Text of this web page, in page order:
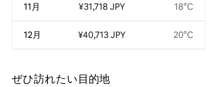
11月
12月
¥31,718 JPY
¥40,713 JPY
18°C
20°C
ぜひ訪⁠れ⁠た⁠い目⁠的⁠地